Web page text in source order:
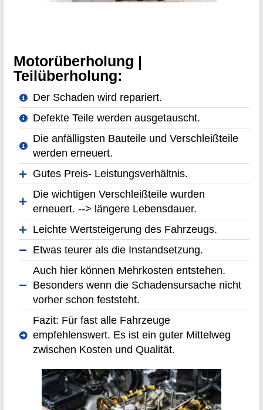
Motorüberholung |
Teilüberholung:
Der Schaden wird repariert.
Defekte Teile werden ausgetauscht.
Die anfälligsten Bauteile und Verschleißteile
werden erneuert.
Gutes Preis- Leistungsverhältnis.
Die wichtigen Verschleißteile wurden
erneuert. --> längere Lebensdauer.
Leichte Wertsteigerung des Fahrzeugs.
Etwas teurer als die Instandsetzung.
Auch hier können Mehrkosten entstehen.
Besonders wenn die Schadensursache nicht
vorher schon feststeht.
Fazit: Für fast alle Fahrzeuge
empfehlenswert. Es ist ein guter Mittelweg
zwischen Kosten und Qualität.